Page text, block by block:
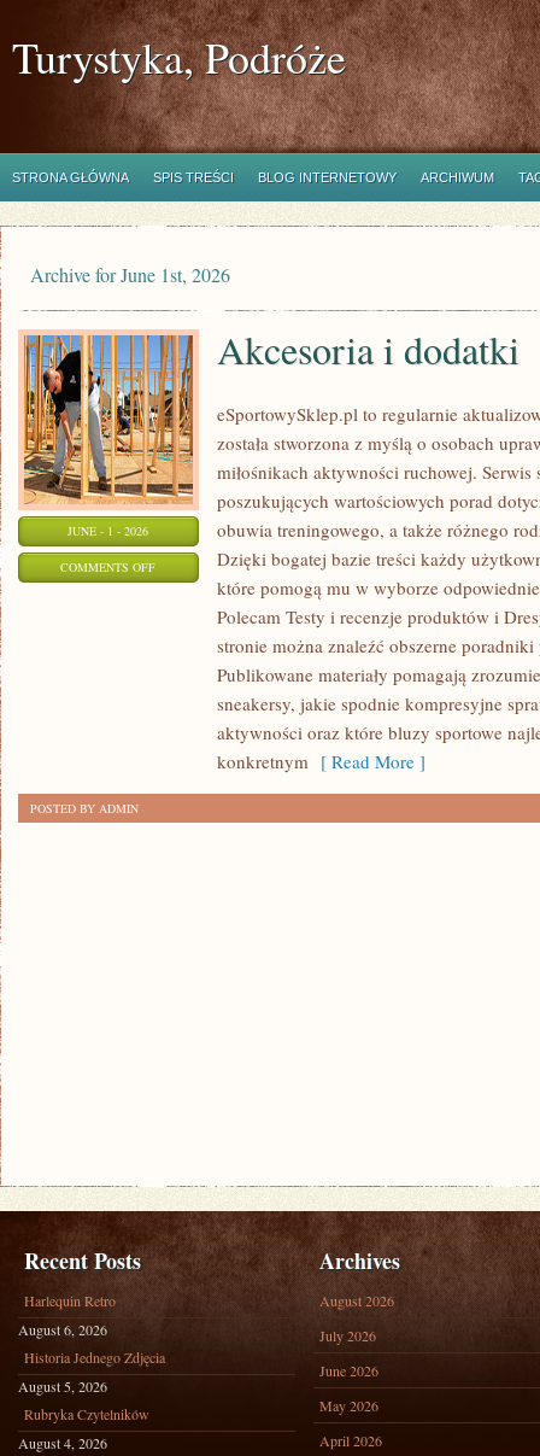
Turystyka, Podróże
STRONA GŁÓWNA SPIS TREŚCI BLOG INTERNETOWY ARCHIWUM
Archive for June 1st, 2026
JUNE - 1 - 2026
COMMENTS OFFON
AKCESORIA
Akcesoria i dodatki
eSportowySklep.pl to regularnie
została stworzona z myślą o osobach
miłośnikach aktywności ruchowej.
poszukujących wartościowych porad
obuwia treningowego, a także różnego
Dzięki bogatej bazie treści każdy
które pomogą mu w wyborze
Polecam Testy i recenzje produktów i
stronie można znaleźć obszerne
Publikowane materiały pomagają
sneakersy, jakie spodnie kompresyjne
aktywności oraz które bluzy sportowe
konkretnym [ Read More ]
POSTED BY ADMIN
Recent Posts
Harlequin Retro
August 6, 2026
Historia Jednego Zdjęcia
August 5, 2026
Rubryka Czytelników
August 4, 2026
Archives
August 2026
July 2026
June 2026
May 2026
April 2026